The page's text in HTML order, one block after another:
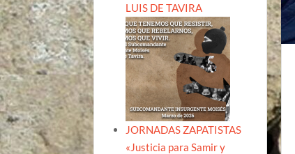
LUIS DE TAVIRA
JORNADAS ZAPATISTAS
«Justicia para Samir y